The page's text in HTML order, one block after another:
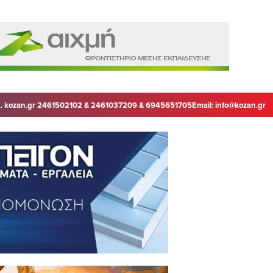
kozan.gr 2461502102 & 2461037209 & 6945651705Email:info@kozan.gr